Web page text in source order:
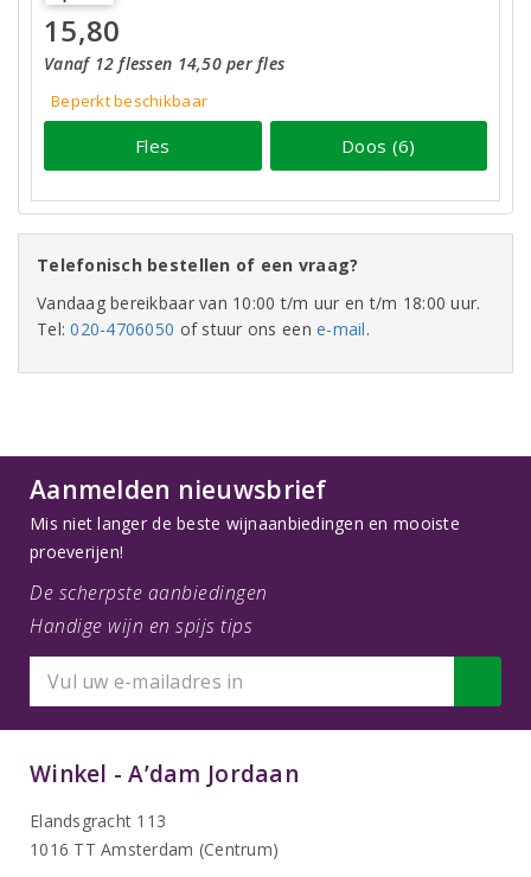
15,80
Vanaf 12 flessen 14,50 per fles
Beperkt beschikbaar
Fles Doos (6)
Telefonisch bestellen of een vraag?
Vandaag bereikbaar van 10:00 t/m uur en t/m 18:00 uur.
Tel:020-4706050 of stuur ons eene-mail.
Aanmelden nieuwsbrief
Mis niet langer de beste wijnaanbiedingen en mooiste
proeverijen!
De scherpste aanbiedingen
Handige wijn en spijs tips
Winkel - A’dam Jordaan
Elandsgracht 113
1016 TT Amsterdam (Centrum)